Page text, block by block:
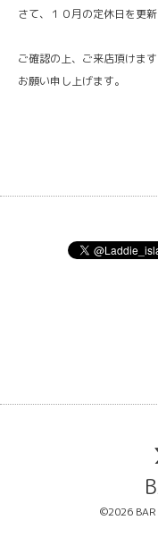
さて、 １０月の定休日を更
ご確認の上、ご来店頂けま
お願い申し上げます。
©2026